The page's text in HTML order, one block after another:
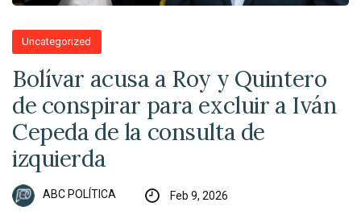
Uncategorized
Bolívar acusa a Roy y Quintero
de conspirar para excluir a Iván
Cepeda de la consulta de
izquierda
ABC POLÍTICA Feb 9, 2026